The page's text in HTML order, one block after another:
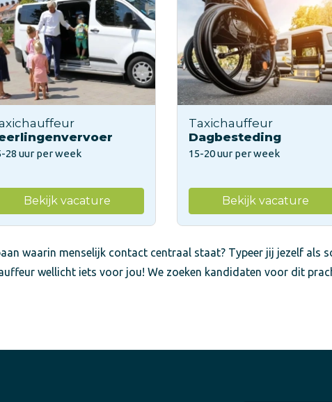
28 uur per week
Bekijk vacature
Taxichauffeur
Dagbesteding
15-20 uur per week
Bekijk vacature
waarin menselijk contact centraal staat? Typeer jij jezelf als
wellicht iets voor jou! We zoeken kandidaten voor dit